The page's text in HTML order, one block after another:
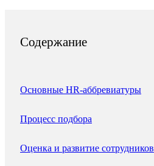
Содержание
Основные HR-аббревиатуры
Процесс подбора
Оценка и развитие сотрудников